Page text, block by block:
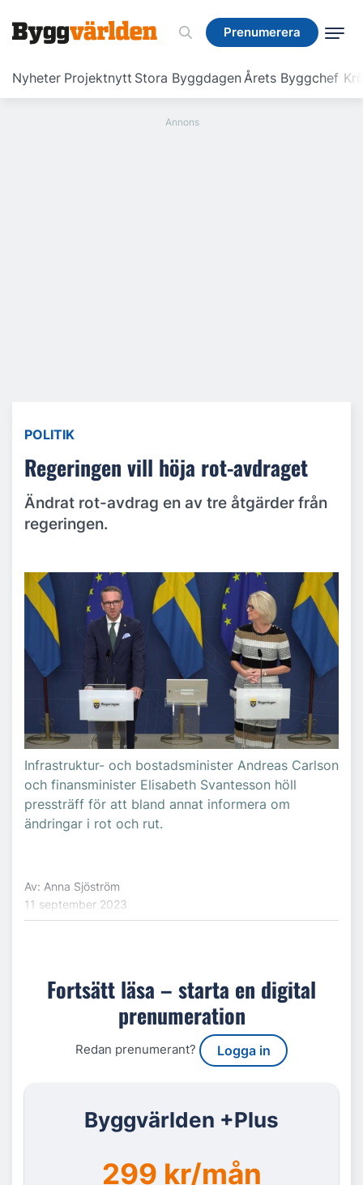
Prenumerera
Nyheter Projektnytt Stora ByggdagenÅrets Byggchef
Prenumerera
POLITIK
Regeringen vill höja rot-avdraget
Ändrat rot-avdrag en av tre åtgärder från
regeringen.
Infrastruktur- och bostadsminister Andreas Carlson
och finansminister Elisabeth Svantesson höll
pressträff för att bland annat informera om
ändringar i rot och rut.
Av: Anna Sjöström
11 september 2023
Fortsätt läsa – starta en digital
prenumeration
Redan prenumerant? Logga in
Byggvärlden +Plus
299 kr/mån